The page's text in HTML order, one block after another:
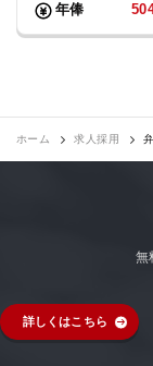
年俸
ホーム 求人採用
無
詳しくはこちら